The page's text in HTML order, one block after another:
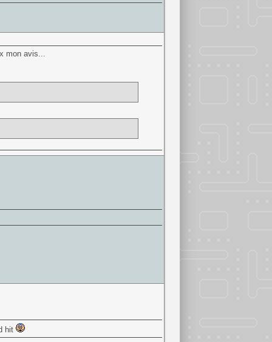
mon avis...
hit